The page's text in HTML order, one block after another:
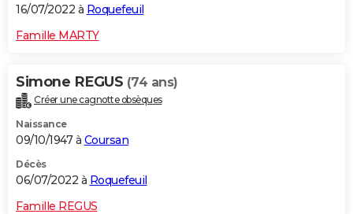
16/07/2022 à Roquefeuil
Famille MARTY
Simone REGUS (74 ans)
Créer une cagnotte obsèques
Naissance
09/10/1947 à Coursan
Décès
06/07/2022 à Roquefeuil
Famille REGUS